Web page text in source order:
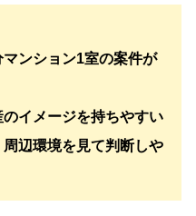
マンション1室の案件が
のイメージを持ちやすい
周辺環境を見て判断しや